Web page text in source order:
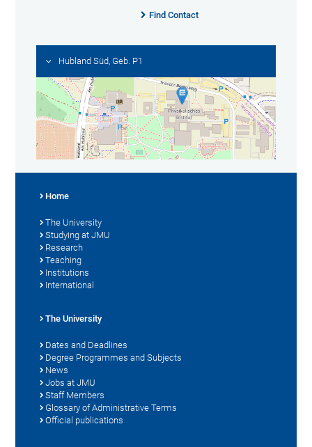
Find Contact
Hubland Süd, Geb. P1
Home
The University
Studying at JMU
Research
Teaching
Institutions
International
The University
Dates and Deadlines
Degree Programmes and Subjects
News
Jobs at JMU
Staff Members
Glossary of Administrative Terms
Official publications